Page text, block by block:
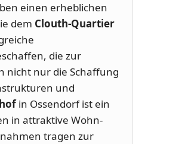
einen erheblichen
dem Clouth-Quartier
die zur
nicht nur die Schaffung
und
in Ossendorf ist ein
in attraktive Wohn-
tragen zur